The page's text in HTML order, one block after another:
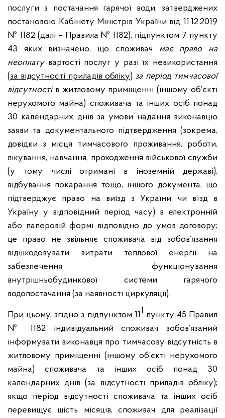
послуги з постачання гарячої води, затверджених
постановою Кабінету Міністрів України від 11.12.2019
№ 1182 (далі – Правила № 1182), підпунктом 7 пункту
43 яких визначено, що споживач має право
на
неоплатувартості послуг у разі їх невикористання
(за відсутності приладів обліку) за період тимчасової
відсутностів житловому приміщенні (іншому об’єкті
нерухомого майна) споживача та інших осіб понад
30 календарних днів за умови надання виконавцю
заяви та документального підтвердження (зокрема,
довідки з місця тимчасового проживання, роботи,
лікування, навчання, проходження військової служби
(у тому числі отримані в іноземній державі),
відбування покарання тощо, іншого документа, що
підтверджує право на виїзд з України чи в’їзд в
Україну у відповідний період часу) в електронній
або паперовій формі відповідно до умов договору;
це право не звільняє споживача від зобов’язання
відшкодовувати витрати теплової енергії на
забезпечення функціонування
внутрішньобудинкової системи гарячого
водопостачання (за наявності циркуляції).
При цьому, згідно з підпунктом 111 пункту 45 Правил
№ 1182 індивідуальний споживач зобов’язаний
інформувати виконавця про тимчасову відсутність в
житловому приміщенні (іншому об’єкті нерухомого
майна) споживача та інших осіб понад 30
календарних днів (за відсутності приладів обліку);
якщо період відсутності споживача та інших осіб
перевищує шість місяців, споживач для реалізації